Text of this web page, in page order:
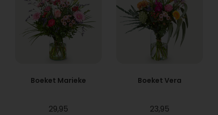
Boeket Marieke
29,95
Boeket Vera
23,95